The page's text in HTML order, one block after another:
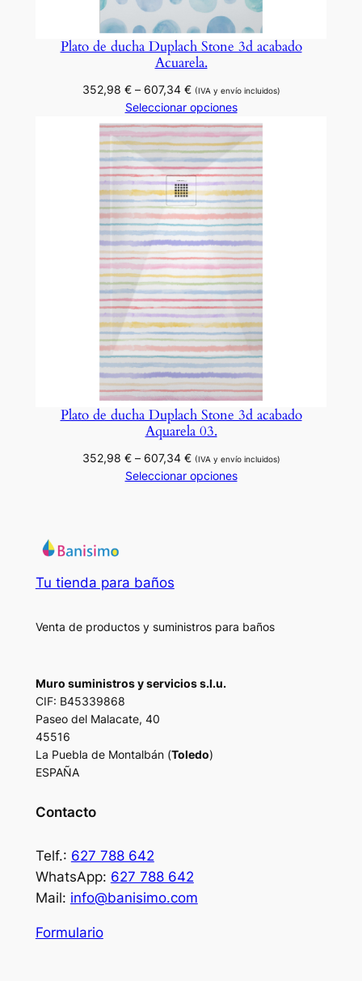
Plato de ducha Duplach Stone 3d acabado
Acuarela.
352,98 € – 607,34 €Rango
de
precios:
desde
352,98 €
hasta
607,34 €
(IVA y envío incluidos)
Seleccionar opciones
Plato de ducha Duplach Stone 3d acabado
Aquarela 03.
352,98 € – 607,34 €Rango
de
(IVA y envío incluidos)
Seleccionar opciones
Tu tienda para baños
Venta de productos y suministros para baños
Muro suministros y servicios s.l.u.
CIF: B45339868
Paseo del Malacate, 40
45516
La Puebla de Montalbán (Toledo)
ESPAÑA
Contacto
Telf.: 627 788 642
WhatsApp: 627 788 642
Mail: info@banisimo.com
Formulario